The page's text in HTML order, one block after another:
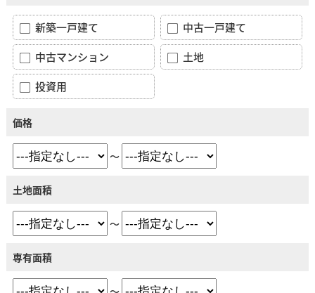
新築一戸建て
中古一戸建て
中古マンション
土地
投資用
価格
～
土地面積
～
専有面積